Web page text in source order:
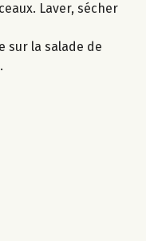
Laver, sécher
sur la salade de